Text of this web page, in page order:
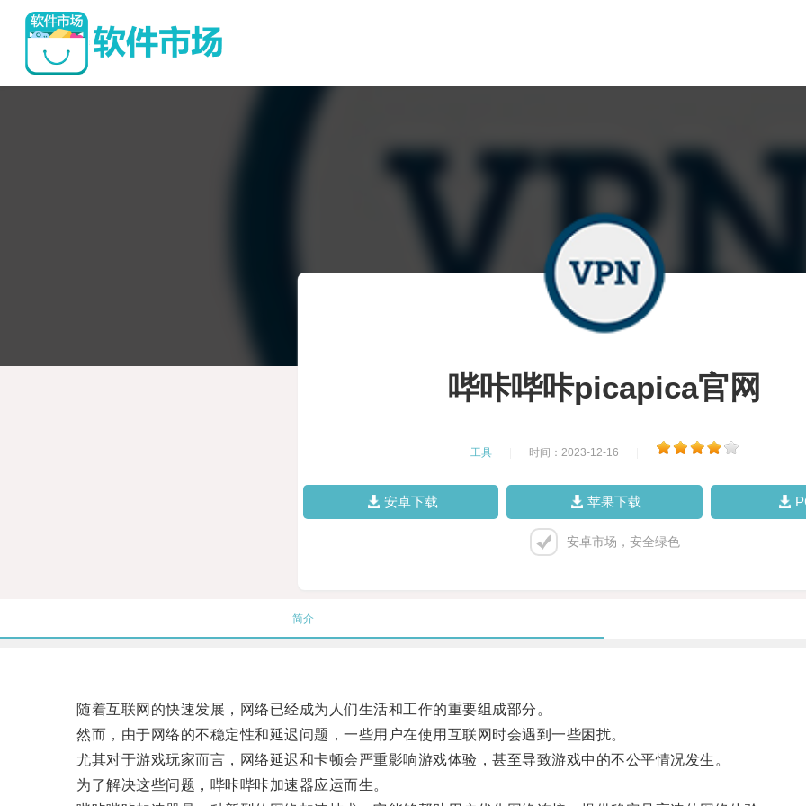
哔咔哔咔picapica官网
工具 时间：2023-12-16
安卓下载 苹果下载
安卓市场，安全绿色
简介
随着互联网的快速发展，网络已经成为人们生活和工作的重要组成部分。
然而，由于网络的不稳定性和延迟问题，一些用户在使用互联网时会遇到一些困扰。
尤其对于游戏玩家而言，网络延迟和卡顿会严重影响游戏体验，甚至导致游戏中的不公平情况发生。
为了解决这些问题，哔咔哔咔加速器应运而生。